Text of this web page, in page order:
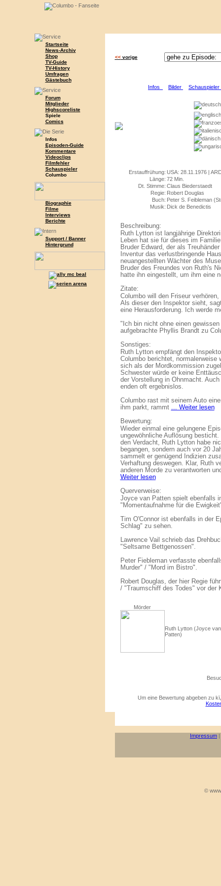
Startseite
News-Archiv
Shop
TV-Guide
TV-History
Umfragen
Gästebuch
Forum
Mitglieder
Highscoreliste
Spiele
Comics
Infos
Episoden-Guide
Kommentare
Videoclips
Filmfehler
Schauspieler
Columbo
Biographie
Filme
Interviews
Berichte
Support / Banner
Hintergrund
<<vorige
Infos Bilder
Erstauffrühung: USA: 28.11.1976 |
Länge: 72 Min.
Dt. Stimme: Claus Biederstaedt
Regie: Robert Douglas
Buch: Peter S. Feibleman
Musik: Dick de Benedictis
Beschreibung:
Ruth Lytton ist langjährige
Leben hat sie für dieses im
Bruder Edward, der als
Inventur das verlustbringende
neuangestellten Wächter des
Bruder des Freundes von Ruth's
hatte ihn eingestellt, um ihm eine
Zitate:
Columbo will den Friseur
Als dieser den Inspektor sieht,
eine Herausforderung. Ich werde
"Ich bin nicht ohne einen
aufgebrachte Phyllis Brandt zu
Sonstiges:
Ruth Lytton empfängt den
Columbo berichtet, normalerweise
sich als der Mordkommission
Schwester würde er keine
der Vorstellung in Ohnmacht.
enden oft ergebnislos.
Columbo rast mit seinem Auto
ihm parkt, rammt ... Weiter lesen
Bewertung:
Wieder einmal eine gelungene
ungewöhnliche Auflösung
den Verdacht, Ruth Lytton habe
begangen, sondern auch vor 20
sammelt er genügend Indizien
Verhaftung deswegen. Klar, Ruth
anderen Morde zu verantworten
Weiter lesen
Querverweise:
Joyce van Patten spielt ebenfalls
"Momentaufnahme für die
Tim O'Connor ist ebenfalls in der
Schlag" zu sehen.
Lawrence Vail schrieb das
"Seltsame Bettgenossen".
Peter Fiebleman verfasste
Murder" / "Mord im Bistro".
Robert Douglas, der hier Regie
/ "Traumschiff des Todes" vor der
Mörder
Ruth Lytton (Joyce van
Patten)
Um eine Bewertung abgeben zu
Impressum |
©